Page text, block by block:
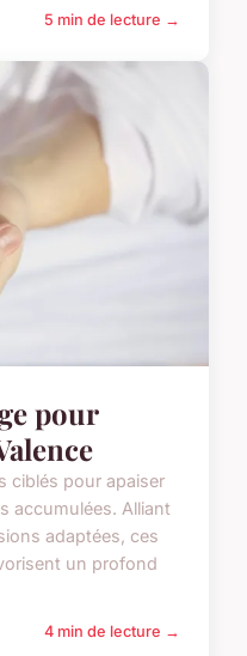
5 min de lecture →
pour
ciblés pour apaiser
accumulées. Alliant
adaptées, ces
un profond
4 min de lecture →